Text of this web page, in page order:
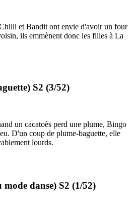
et Bandit ont envie d'avoir un four
ils emmènent donc les filles à La
S2 (3/52)
un cacatoès perd une plume, Bingo
D'un coup de plume-baguette, elle
lourds.
danse) S2 (1/52)